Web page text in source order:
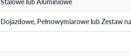
Dojazdowe, Pełnowymiarowe lub Zestaw